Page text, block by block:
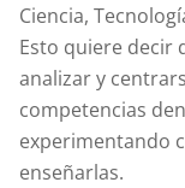
Ciencia,
Esto quiere decir
analizar y
competencias
experimentando
enseñarlas.